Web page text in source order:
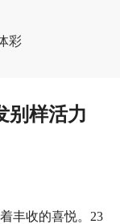
彩
别样活力
丰收的喜悦。23